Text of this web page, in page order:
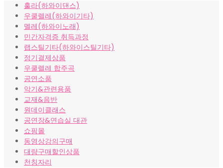
격:
₩10,000.
격:
₩8,000.
훌라(하와이댄스)
우쿨렐레(하와이기타)
멜레(하와이노래)
민간자격증 취득과정
랩스틸기타(하와이스틸기타)
정기결제상품
우쿨렐레 합주곡
공연소품
악기&관련용품
교재&음반
원데이클래스
공연장&연습실 대관
쇼핑몰
동영상강의구매
대량구매할인상품
천칭자리